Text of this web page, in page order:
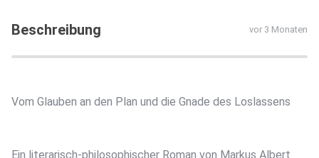
Beschreibung vor 3 Monaten
Vom Glauben an den Plan und die Gnade des Loslassens
Ein literarisch‑philosophischer Roman von Markus Albert